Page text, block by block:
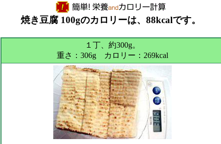
焼き豆腐 100gのカロリーは、88kcalです。
１丁、約300g。
重さ：306g カロリー：269kcal